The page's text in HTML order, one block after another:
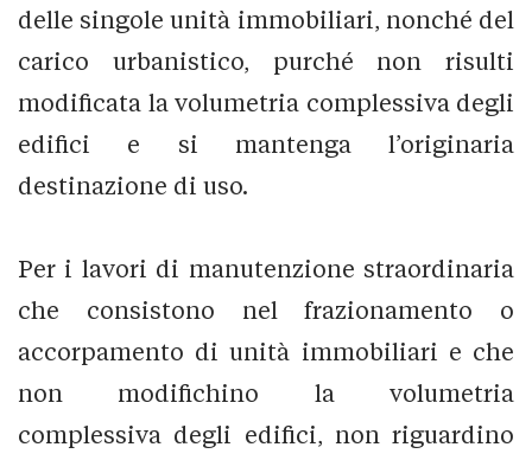
delle singole unità immobiliari, nonché del
carico urbanistico, purché non risulti
modificata la volumetria complessiva degli
edifici e si mantenga l’originaria
destinazione di uso.
Per i lavori di manutenzione straordinaria
che consistono nel frazionamento o
accorpamento di unità immobiliari e che
non modifichino la volumetria
complessiva degli edifici, non riguardino